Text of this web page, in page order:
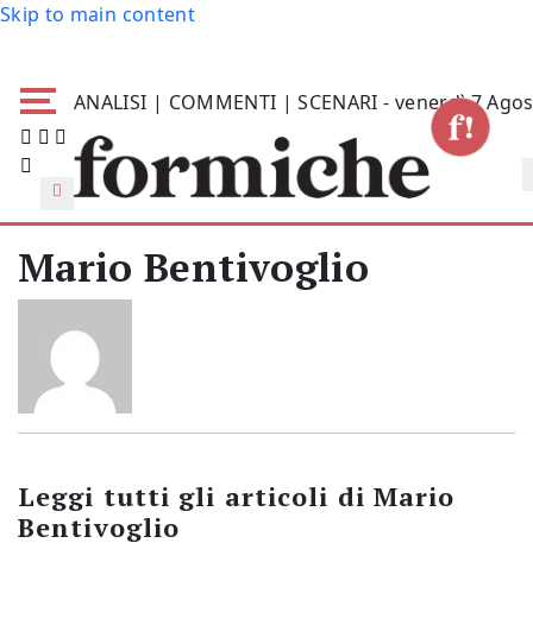
Skip to main content
ANALISI | COMMENTI | SCENARI - venerdì 7
Mario Bentivoglio
Leggi tutti gli articoli di Mario
Bentivoglio